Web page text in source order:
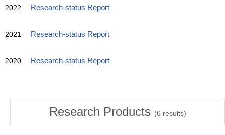
2022 Research-status Report
2021 Research-status Report
2020 Research-status Report
Research Products (6 results)